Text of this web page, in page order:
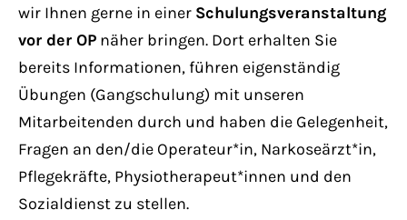
Drop us a line
info@yourdomain.com
About us
Lorem ipsum dolor sit amet, consectetuer
adipiscing elit.
wir Ihnen gerne in einer Schulungsveranstaltung
vor der OP näher bringen. Dort erhalten Sie
bereits Informationen, führen eigenständig
Übungen (Gangschulung) mit unseren
Mitarbeitenden durch und haben die Gelegenheit,
Fragen an den/die Operateur*in, Narkoseärzt*in,
Pflegekräfte, Physiotherapeut*innen und den
Sozialdienst zu stellen.